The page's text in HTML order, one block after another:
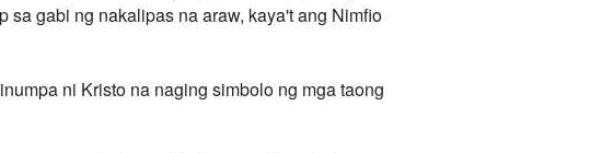
sa gabi ng nakalipas na araw, kaya't ang Nimfio
ni Kristo na naging simbolo ng mga taong